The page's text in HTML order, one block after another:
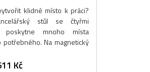
klidné místo k práci?
stůl se čtyřmi
poskytne mnoho místa
Na magnetický
Kč